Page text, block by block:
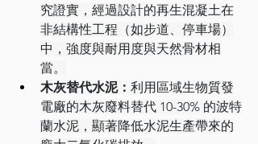
究證實，經過設計的再生混凝土在
非結構性工程（如步道、停車場）
中，強度與耐用度與天然骨材相
當。
木灰替代水泥： 利用區域生物質發
電廠的木灰廢料替代 10-30% 的波特
蘭水泥，顯著降低水泥生產帶來的